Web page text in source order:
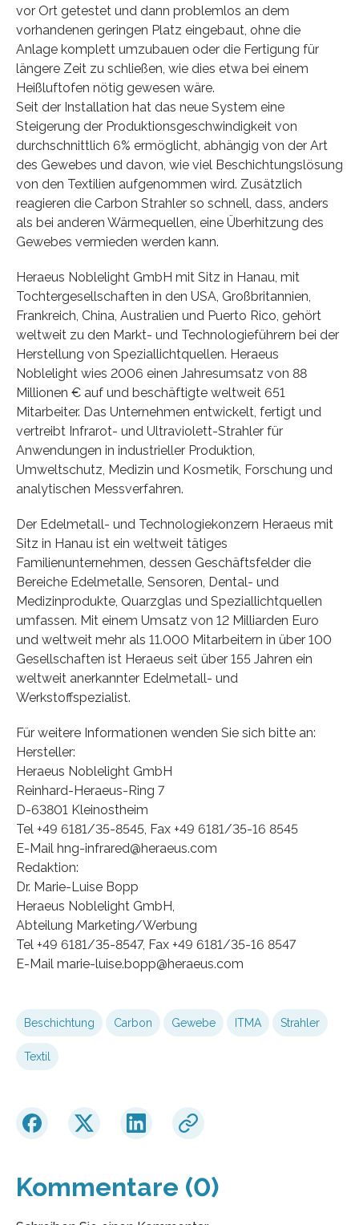
vor Ort getestet und dann problemlos an dem
vorhandenen geringen Platz eingebaut, ohne die
Anlage komplett umzubauen oder die Fertigung für
längere Zeit zu schließen, wie dies etwa bei einem
Heißluftofen nötig gewesen wäre.
Seit der Installation hat das neue System eine
Steigerung der Produktionsgeschwindigkeit von
durchschnittlich 6% ermöglicht, abhängig von der Art
des Gewebes und davon, wie viel Beschichtungslösung
von den Textilien aufgenommen wird. Zusätzlich
reagieren die Carbon Strahler so schnell, dass, anders
als bei anderen Wärmequellen, eine Überhitzung des
Gewebes vermieden werden kann.
Heraeus Noblelight GmbH mit Sitz in Hanau, mit
Tochtergesellschaften in den USA, Großbritannien,
Frankreich, China, Australien und Puerto Rico, gehört
weltweit zu den Markt- und Technologieführern bei der
Herstellung von Speziallichtquellen. Heraeus
Noblelight wies 2006 einen Jahresumsatz von 88
Millionen € auf und beschäftigte weltweit 651
Mitarbeiter. Das Unternehmen entwickelt, fertigt und
vertreibt Infrarot- und Ultraviolett-Strahler für
Anwendungen in industrieller Produktion,
Umweltschutz, Medizin und Kosmetik, Forschung und
analytischen Messverfahren.
Der Edelmetall- und Technologiekonzern Heraeus mit
Sitz in Hanau ist ein weltweit tätiges
Familienunternehmen, dessen Geschäftsfelder die
Bereiche Edelmetalle, Sensoren, Dental- und
Medizinprodukte, Quarzglas und Speziallichtquellen
umfassen. Mit einem Umsatz von 12 Milliarden Euro
und weltweit mehr als 11.000 Mitarbeitern in über 100
Gesellschaften ist Heraeus seit über 155 Jahren ein
weltweit anerkannter Edelmetall- und
Werkstoffspezialist.
Für weitere Informationen wenden Sie sich bitte an:
Hersteller:
Heraeus Noblelight GmbH
Reinhard-Heraeus-Ring 7
D-63801 Kleinostheim
Tel +49 6181/35-8545, Fax +49 6181/35-16 8545
E-Mail hng-infrared@heraeus.com
Redaktion:
Dr. Marie-Luise Bopp
Heraeus Noblelight GmbH,
Abteilung Marketing/Werbung
Tel +49 6181/35-8547, Fax +49 6181/35-16 8547
E-Mail marie-luise.bopp@heraeus.com
Beschichtung Carbon Gewebe ITMA Strahler
Textil
Kommentare (0)